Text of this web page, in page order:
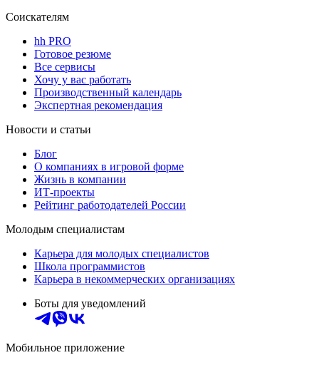
Соискателям
hh PRO
Готовое резюме
Все сервисы
Хочу у вас работать
Производственный календарь
Экспертная рекомендация
Новости и статьи
Блог
О компаниях в игровой форме
Жизнь в компании
ИТ-проекты
Рейтинг работодателей России
Молодым специалистам
Карьера для молодых специалистов
Школа программистов
Карьера в некоммерческих организациях
Боты для уведомлений
Мобильное приложение